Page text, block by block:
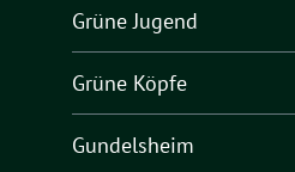
Grüne Jugend
Grüne Köpfe
Gundelsheim